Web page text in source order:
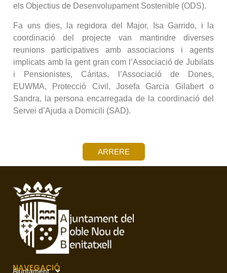
els Objectius de Desenvolupament Sostenible (ODS).
Fa uns dies, la regidora del Major, Isa Garrido, i la
coordinació del projecte van mantindre diverses
reunions participatives amb associacions i agents
implicats amb la gent gran com l’Associació de Jubilats
i Pensionistes, Cáritas, l’Associació de Dones,
EUWMA, Protecció Civil, Josefa Garcia Gilabert o
Sandra, la persona encarregada de la coordinació del
Servei d’Ajuda a Domicili (SAD).
ARRERE
NAVEGACIÓ
Ajuntament